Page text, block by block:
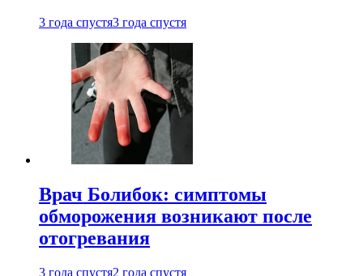
3 года спустя3 года спустя
Врач Болибок: симптомы
обморожения возникают после
отогревания
3 года спустя2 года спустя